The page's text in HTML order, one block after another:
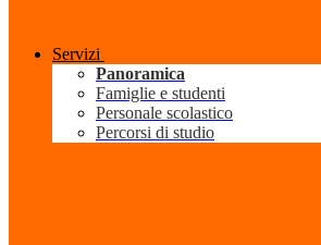
Servizi
Panoramica
Famiglie e studenti
Personale scolastico
Percorsi di studio